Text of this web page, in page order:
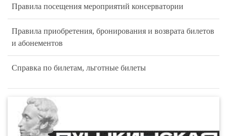
Правила посещения мероприятий консерватории
Правила приобретения, бронирования и возврата билетов
и абонементов
Справка по билетам, льготные билеты